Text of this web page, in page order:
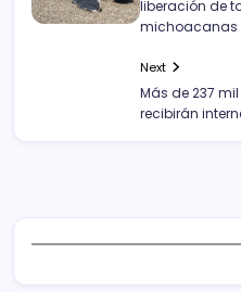
liberación de
michoacanas
Next
Más de 237
recibirán